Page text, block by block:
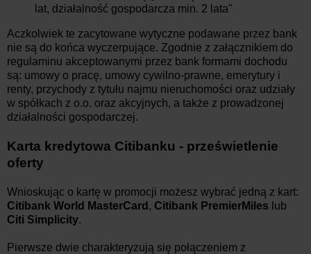
lat, działalność gospodarcza min. 2 lata"
Aczkolwiek te zacytowane wytyczne podawane przez bank
nie są do końca wyczerpujące. Zgodnie z załącznikiem do
regulaminu akceptowanymi przez bank formami dochodu
są: umowy o pracę, umowy cywilno-prawne, emerytury i
renty, przychody z tytułu najmu nieruchomości oraz udziały
w spółkach z o.o. oraz akcyjnych, a także z prowadzonej
działalności gospodarczej.
Karta kredytowa Citibanku - prześwietlenie
oferty
Wnioskując o kartę w promocji możesz wybrać jedną z kart:
Citibank World MasterCard , Citibank PremierMiles lub
Citi Simplicity.
Pierwsze dwie charakteryzują się połączeniem z